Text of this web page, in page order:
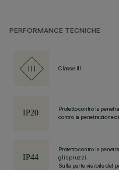
PERFORMANCE TECNICHE
Classe III
Protetto contro la
contro la penetrazione
Protetto contro la
gli spruzzi.
Sulla parte visibile del